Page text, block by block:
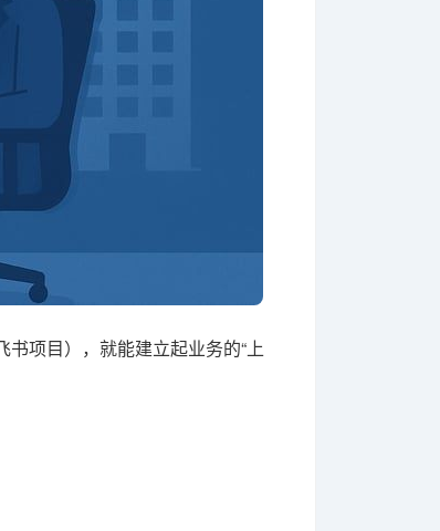
项目），就能建立起业务的“上